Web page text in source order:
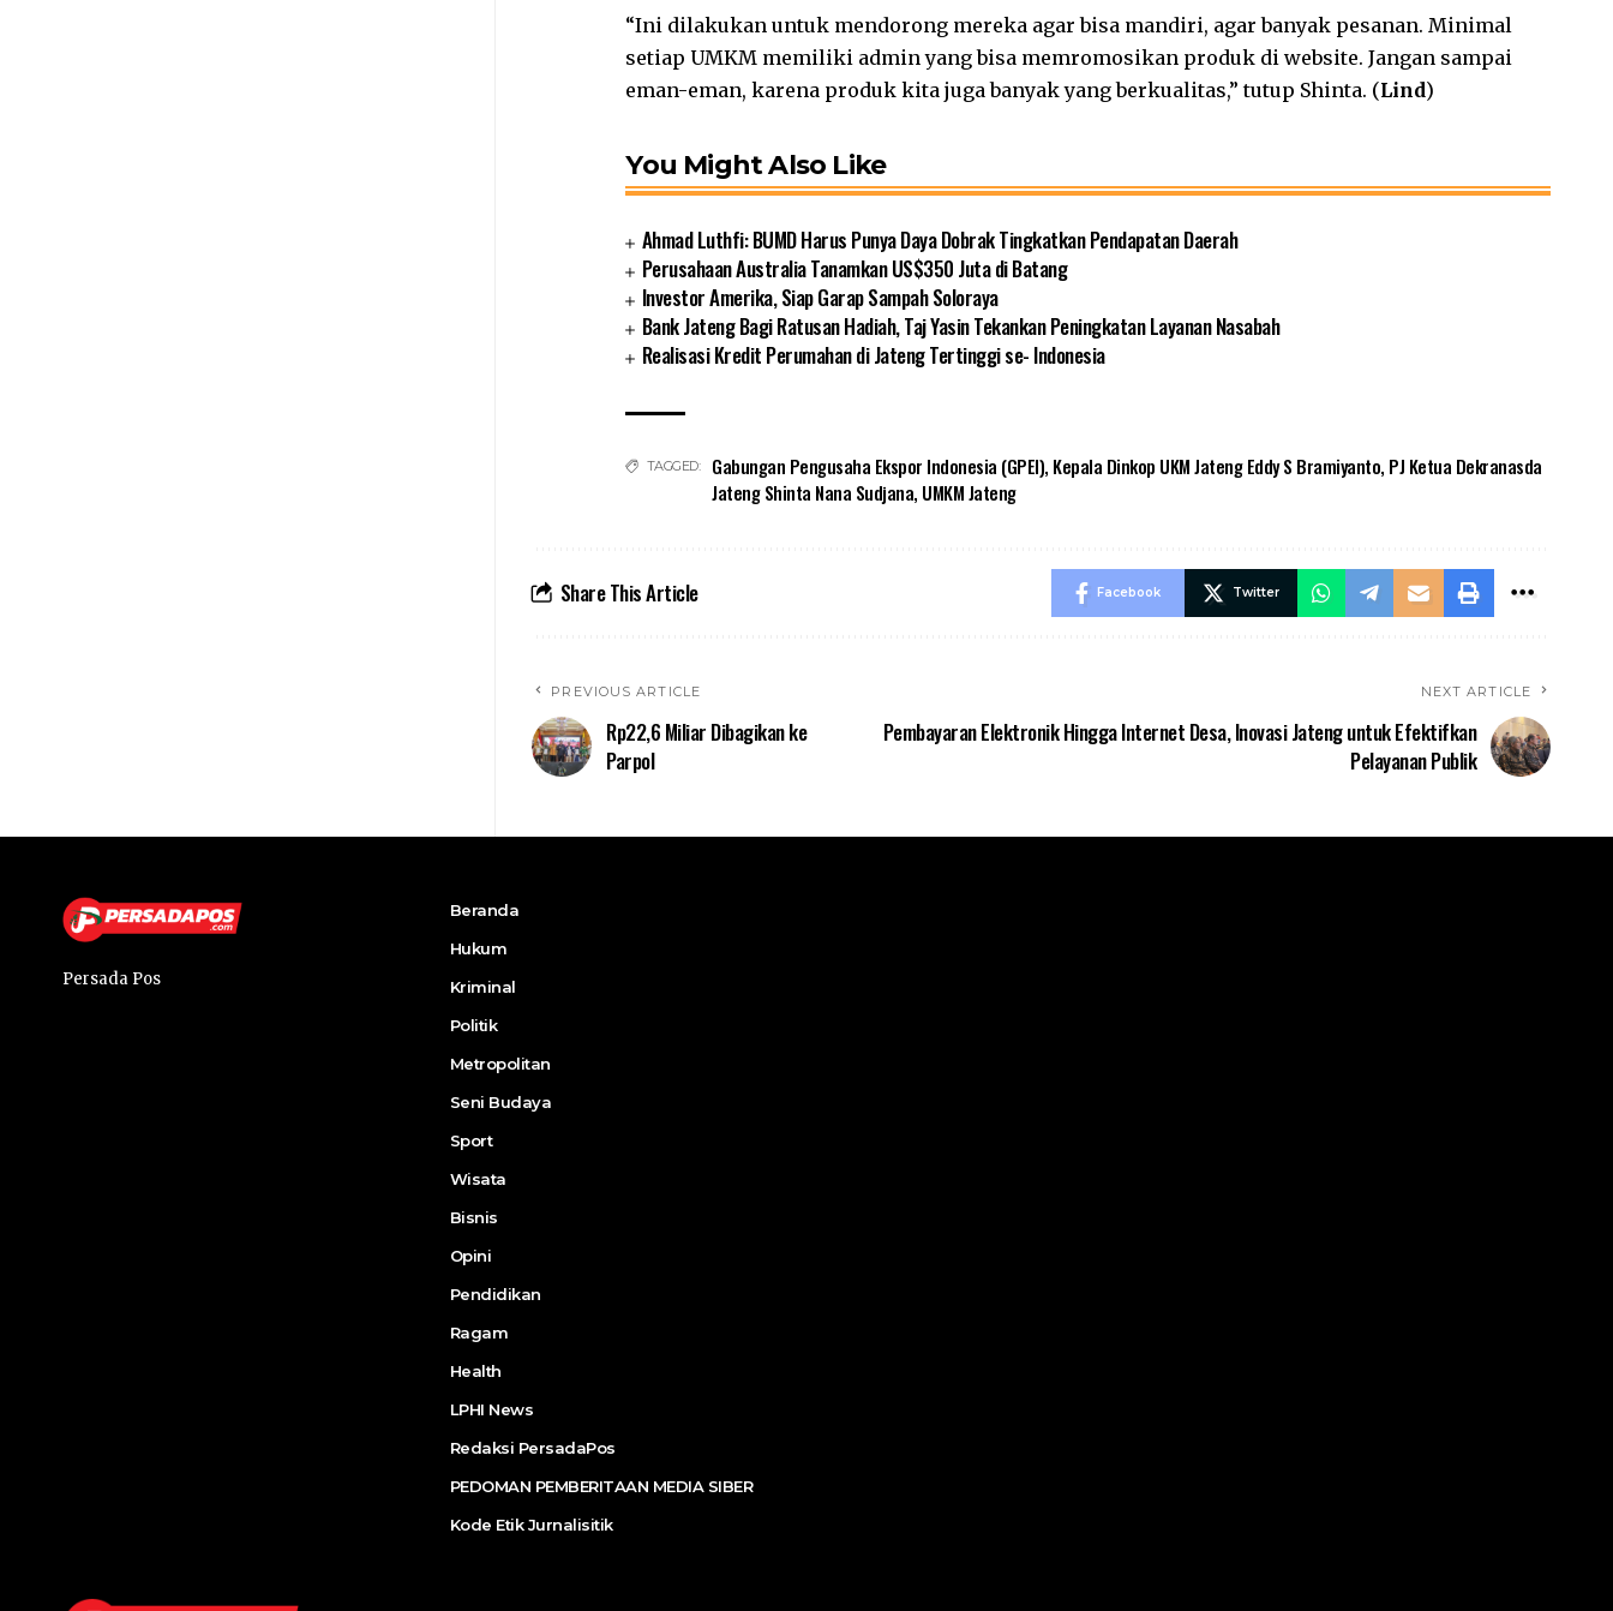
“Ini dilakukan untuk mendorong mereka agar bisa mandiri, agar banyak pesanan. Minimal
setiap UMKM memiliki admin yang bisa memromosikan produk di website. Jangan sampai
eman-eman, karena produk kita juga banyak yang berkualitas,” tutup Shinta. (Lind)
You Might Also Like
Ahmad Luthfi: BUMD Harus Punya Daya Dobrak Tingkatkan Pendapatan Daerah
Perusahaan Australia Tanamkan US$350 Juta di Batang
Investor Amerika, Siap Garap Sampah Soloraya
Bank Jateng Bagi Ratusan Hadiah, Taj Yasin Tekankan Peningkatan Layanan Nasabah
Realisasi Kredit Perumahan di Jateng Tertinggi se- Indonesia
TAGGED: Gabungan Pengusaha Ekspor Indonesia (GPEI), Kepala Dinkop UKM Jateng Eddy S Bramiyanto, PJ Ketua Dekranasda
Jateng Shinta Nana Sudjana, UMKM Jateng
Share This Article Facebook Twitter
PREVIOUS ARTICLE
Rp22,6 Miliar Dibagikan ke
Parpol
NEXT ARTICLE
Pembayaran Elektronik Hingga Internet Desa, Inovasi Jateng untuk Efektifkan
Pelayanan Publik
Persada Pos
Beranda
Hukum
Kriminal
Politik
Metropolitan
Seni Budaya
Sport
Wisata
Bisnis
Opini
Pendidikan
Ragam
Health
LPHI News
Redaksi PersadaPos
PEDOMAN PEMBERITAAN MEDIA SIBER
Kode Etik Jurnalisitik